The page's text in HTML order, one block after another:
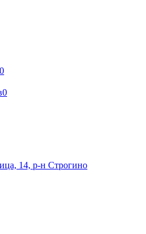
0
0
14, р-н Строгино